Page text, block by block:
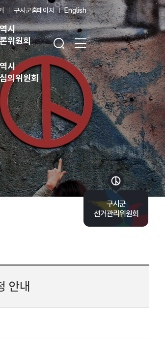
구시군홈페이지 English
시
위원회
시
의위원회
안내
구시군
선거관리위원회
바로가기 목록 열기